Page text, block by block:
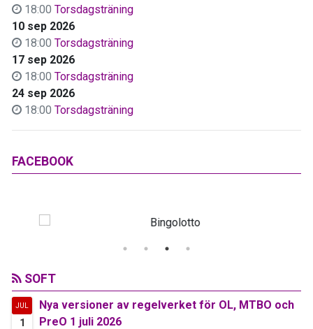
18:00 Torsdagsträning
10 sep 2026
18:00 Torsdagsträning
17 sep 2026
18:00 Torsdagsträning
24 sep 2026
18:00 Torsdagsträning
FACEBOOK
SOFT
JUL
1
Nya versioner av regelverket för OL, MTBO och
PreO 1 juli 2026